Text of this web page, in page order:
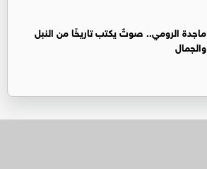
ماجدة الرومي.. صوتٌ يكتب تاريخًا من النبل
والجمال